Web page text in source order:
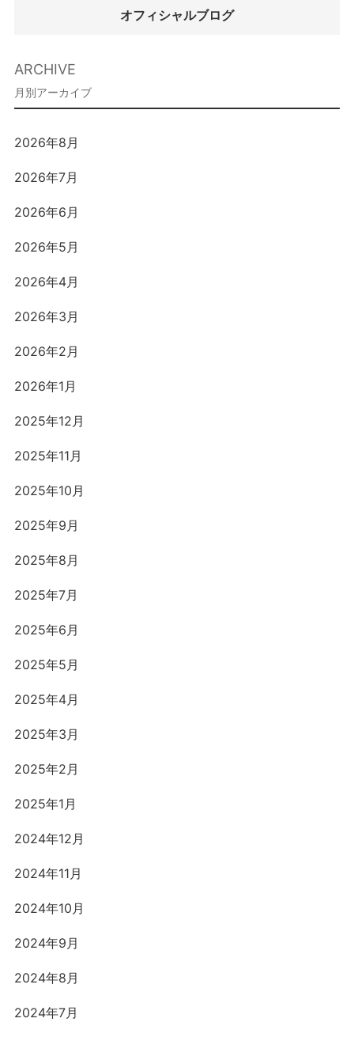
オフィシャルブログ
ARCHIVE
2026年8月
2026年7月
2026年6月
2026年5月
2026年4月
2026年3月
2026年2月
2026年1月
2025年12月
2025年11月
2025年10月
2025年9月
2025年8月
2025年7月
2025年6月
2025年5月
2025年4月
2025年3月
2025年2月
2025年1月
2024年12月
2024年11月
2024年10月
2024年9月
2024年8月
2024年7月